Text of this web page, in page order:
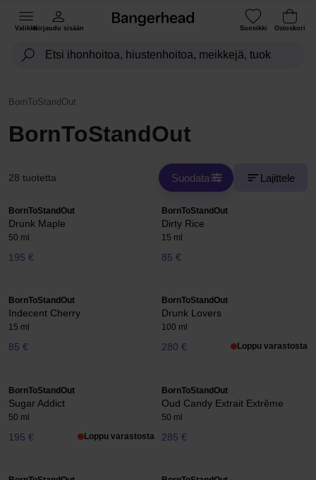
ValikkoKirjaudu sisään Suosikki Ostoskori
BornToStandOut
BornToStandOut
28 tuotetta Suodata Lajittele
BornToStandOut
Drunk Maple
50 ml
195 €
BornToStandOut
Dirty Rice
15 ml
85 €
BornToStandOut
Indecent Cherry
15 ml
85 €
BornToStandOut
Drunk Lovers
100 ml
280 € Loppu varastosta
BornToStandOut
Sugar Addict
50 ml
195 € Loppu varastosta
BornToStandOut
Oud Candy Extrait Extrême
50 ml
285 €